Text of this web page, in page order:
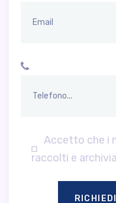
Accetto che i
raccolti e